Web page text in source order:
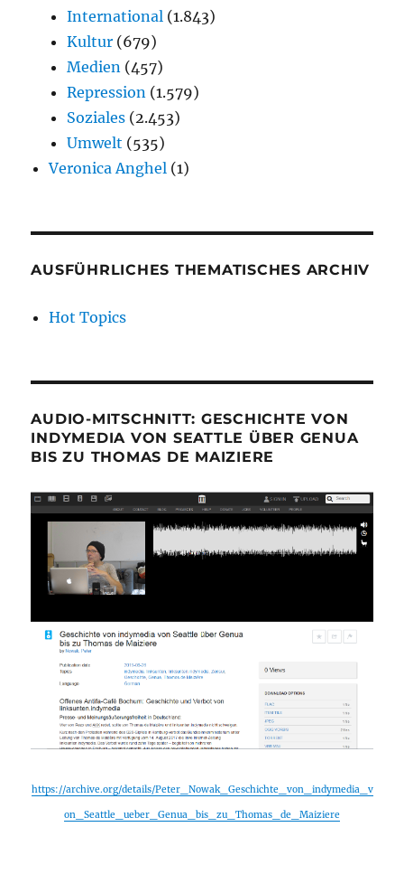
International (1.843)
Kultur (679)
Medien (457)
Repression (1.579)
Soziales (2.453)
Umwelt (535)
Veronica Anghel (1)
AUSFÜHRLICHES THEMATISCHES ARCHIV
Hot Topics
AUDIO-MITSCHNITT: GESCHICHTE VON
INDYMEDIA VON SEATTLE ÜBER GENUA
BIS ZU THOMAS DE MAIZIERE
https://archive.org/details/Peter_Nowak_Geschichte_von_indymedia_v
on_Seattle_ueber_Genua_bis_zu_Thomas_de_Maiziere